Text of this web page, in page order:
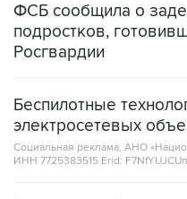
ФСБ сообщила о
подростков,
Росгвардии
Беспилотные
электросетевых
Социальная реклама, АНО
ИНН 7725383515 Erid: